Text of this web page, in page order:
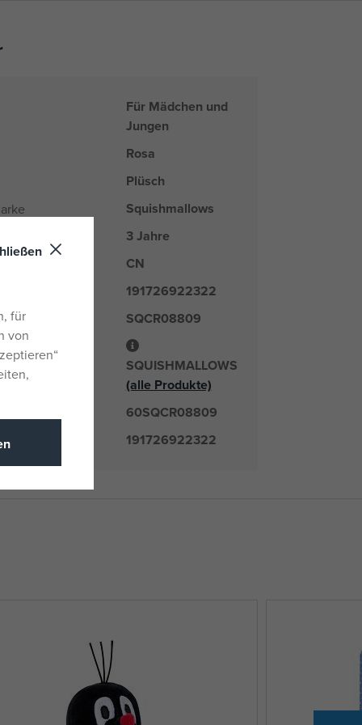
Für Mädchen und
Jungen
Rosa
Plüsch
Squishmallows
3 Jahre
CN
191726922322
SQCR08809
SQUISHMALLOWS
(alle Produkte)
60SQCR08809
191726922322
für
von